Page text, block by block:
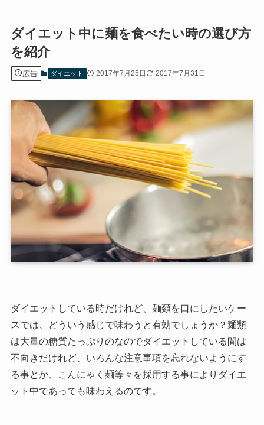
ダイエット中に麺を食べたい時の選び方
を紹介
広告 ダイエット 2017年7月25日 2017年7月31日
ダイエットしている時だけれど、麺類を口にしたいケー
スでは、どういう感じで味わうと有効でしょうか？麺類
は大量の糖質たっぷりのなのでダイエットしている間は
不向きだけれど、いろんな注意事項を忘れないようにす
る事とか、こんにゃく麺等々を採用する事によりダイエ
ット中であっても味わえるのです。